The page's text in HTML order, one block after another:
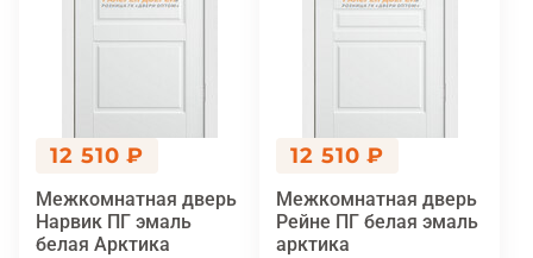
12 510 ₽
Межкомнатная дверь
Нарвик ПГ эмаль
белая Арктика
12 510 ₽
Межкомнатная дверь
Рейне ПГ белая эмаль
арктика